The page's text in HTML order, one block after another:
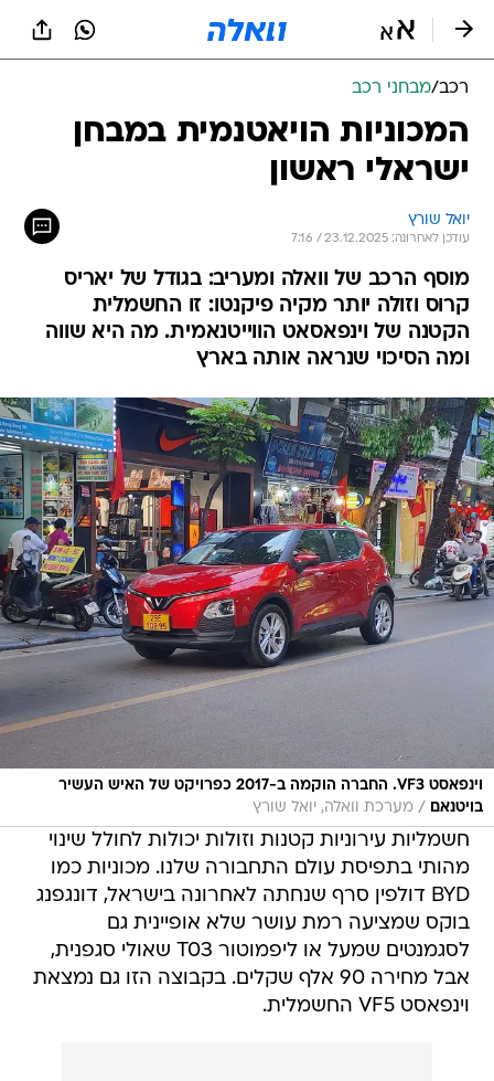
רכב/מבחני רכב
המכוניות הויאטנמית במבחן
ישראלי ראשון
יואל שורץ
עודכן לאחרונה: 23.12.2025 / 7:16
מוסף הרכב של וואלה ומעריב: בגודל של יאריס
קרוס וזולה יותר מקיה פיקנטו: זו החשמלית
הקטנה של וינפאסאט הווייטנאמית. מה היא שווה
ומה הסיכוי שנראה אותה בארץ
וינפאסט VF3. החברה הוקמה ב-2017 כפרויקט של האיש העשיר
בויטנאם
/ מערכת וואלה, יואל שורץ
חשמליות עירוניות קטנות וזולות יכולות לחולל שינוי
מהותי בתפיסת עולם התחבורה שלנו. מכוניות כמו
BYD דולפין סרף שנחתה לאחרונה בישראל, דונגפנג
בוקס שמציעה רמת עושר שלא אופיינית גם
לסגמנטים שמעל או ליפמוטור T03 שאולי סגפנית,
אבל מחירה 90 אלף שקלים. בקבוצה הזו גם נמצאת
וינפאסט VF5 החשמלית.